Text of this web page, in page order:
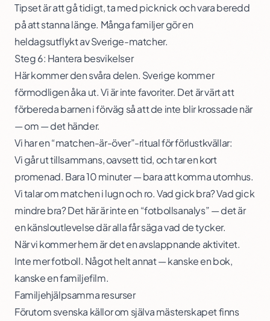
Tipset är att gå tidigt, ta med picknick och vara beredd
på att stanna länge. Många familjer gör en
heldagsutflykt av Sverige-matcher.
Steg 6: Hantera besvikelser
Här kommer den svåra delen. Sverige kommer
förmodligen åka ut. Vi är inte favoriter. Det är värt att
förbereda barnen i förväg så att de inte blir krossade när
— om — det händer.
Vi har en “matchen-är-över”-ritual för förlustkvällar:
Vi går ut tillsammans, oavsett tid, och tar en kort
promenad. Bara 10 minuter — bara att komma utomhus.
Vi talar om matchen i lugn och ro. Vad gick bra? Vad gick
mindre bra? Det här är inte en “fotbollsanalys” — det är
en känsloutlevelse där alla får säga vad de tycker.
När vi kommer hem är det en avslappnande aktivitet.
Inte mer fotboll. Något helt annat — kanske en bok,
kanske en familjefilm.
Familjehjälpsamma resurser
Förutom svenska källor om själva mästerskapet finns